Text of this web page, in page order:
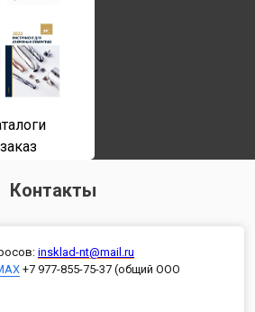
Контакты
insklad-nt@mail.ru
+7 977-855-75-37 (общий ООО